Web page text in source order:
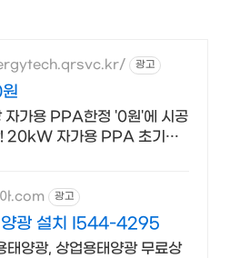
광고
가용 PPA한정 '0원'에 시공
! 20kW 자가용 PPA 초기비
.com 광고
양광 설치 I544-4295
태양광, 상업용태양광 무료상